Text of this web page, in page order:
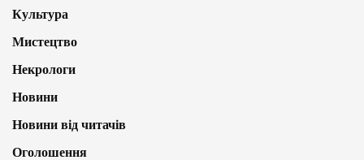
Культура
Мистецтво
Некрологи
Новини
Новини від читачів
Оголошення